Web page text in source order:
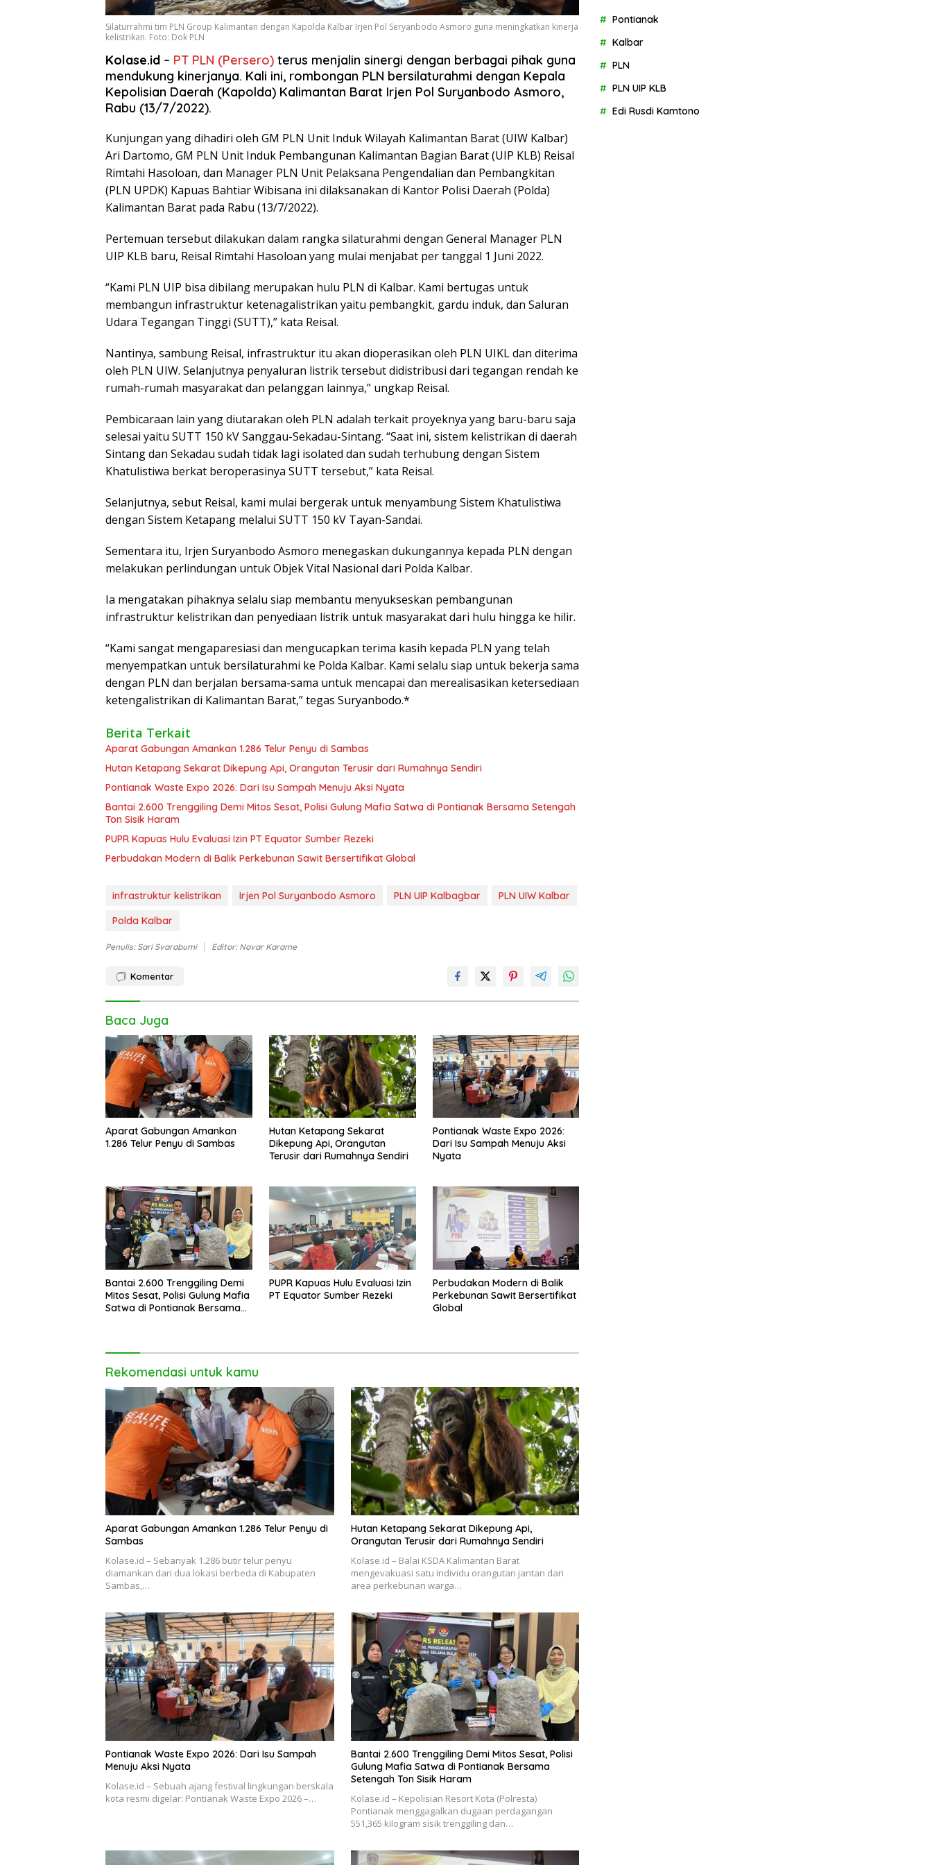
Silaturrahmi tim PLN Group Kalimantan dengan Kapolda Kalbar Irjen Pol Seryanbodo Asmoro guna meningkatkan kinerja
kelistrikan. Foto: Dok PLN
Kolase.id – PT PLN (Persero) terus menjalin sinergi dengan berbagai pihak guna
mendukung kinerjanya. Kali ini, rombongan PLN bersilaturahmi dengan Kepala
Kepolisian Daerah (Kapolda) Kalimantan Barat Irjen Pol Suryanbodo Asmoro,
Rabu (13/7/2022).
Kunjungan yang dihadiri oleh GM PLN Unit Induk Wilayah Kalimantan Barat (UIW Kalbar)
Ari Dartomo, GM PLN Unit Induk Pembangunan Kalimantan Bagian Barat (UIP KLB) Reisal
Rimtahi Hasoloan, dan Manager PLN Unit Pelaksana Pengendalian dan Pembangkitan
(PLN UPDK) Kapuas Bahtiar Wibisana ini dilaksanakan di Kantor Polisi Daerah (Polda)
Kalimantan Barat pada Rabu (13/7/2022).
Pertemuan tersebut dilakukan dalam rangka silaturahmi dengan General Manager PLN
UIP KLB baru, Reisal Rimtahi Hasoloan yang mulai menjabat per tanggal 1 Juni 2022.
“Kami PLN UIP bisa dibilang merupakan hulu PLN di Kalbar. Kami bertugas untuk
membangun infrastruktur ketenagalistrikan yaitu pembangkit, gardu induk, dan Saluran
Udara Tegangan Tinggi (SUTT),” kata Reisal.
Nantinya, sambung Reisal, infrastruktur itu akan dioperasikan oleh PLN UIKL dan diterima
oleh PLN UIW. Selanjutnya penyaluran listrik tersebut didistribusi dari tegangan rendah ke
rumah-rumah masyarakat dan pelanggan lainnya,” ungkap Reisal.
Pembicaraan lain yang diutarakan oleh PLN adalah terkait proyeknya yang baru-baru saja
selesai yaitu SUTT 150 kV Sanggau-Sekadau-Sintang. “Saat ini, sistem kelistrikan di daerah
Sintang dan Sekadau sudah tidak lagi isolated dan sudah terhubung dengan Sistem
Khatulistiwa berkat beroperasinya SUTT tersebut,” kata Reisal.
Selanjutnya, sebut Reisal, kami mulai bergerak untuk menyambung Sistem Khatulistiwa
dengan Sistem Ketapang melalui SUTT 150 kV Tayan-Sandai.
Sementara itu, Irjen Suryanbodo Asmoro menegaskan dukungannya kepada PLN dengan
melakukan perlindungan untuk Objek Vital Nasional dari Polda Kalbar.
Ia mengatakan pihaknya selalu siap membantu menyukseskan pembangunan
infrastruktur kelistrikan dan penyediaan listrik untuk masyarakat dari hulu hingga ke hilir.
“Kami sangat mengaparesiasi dan mengucapkan terima kasih kepada PLN yang telah
menyempatkan untuk bersilaturahmi ke Polda Kalbar. Kami selalu siap untuk bekerja sama
dengan PLN dan berjalan bersama-sama untuk mencapai dan merealisasikan ketersediaan
ketengalistrikan di Kalimantan Barat,” tegas Suryanbodo.*
Berita Terkait
Aparat Gabungan Amankan 1.286 Telur Penyu di Sambas
Hutan Ketapang Sekarat Dikepung Api, Orangutan Terusir dari Rumahnya Sendiri
Pontianak Waste Expo 2026: Dari Isu Sampah Menuju Aksi Nyata
Bantai 2.600 Trenggiling Demi Mitos Sesat, Polisi Gulung Mafia Satwa di Pontianak Bersama Setengah
Ton Sisik Haram
PUPR Kapuas Hulu Evaluasi Izin PT Equator Sumber Rezeki
Perbudakan Modern di Balik Perkebunan Sawit Bersertifikat Global
infrastruktur kelistrikan Irjen Pol Suryanbodo Asmoro PLN UIP Kalbagbar
PLN UIW Kalbar
Polda Kalbar
Penulis: Sari Svarabumi Editor: Novar Karame
Komentar
Baca Juga
Aparat Gabungan Amankan
1.286 Telur Penyu di Sambas
Hutan Ketapang Sekarat
Dikepung Api, Orangutan
Terusir dari Rumahnya Sendiri
Pontianak Waste Expo 2026:
Dari Isu Sampah Menuju Aksi
Nyata
Bantai 2.600 Trenggiling Demi
Mitos Sesat, Polisi Gulung Mafia
Satwa di Pontianak Bersama
PUPR Kapuas Hulu Evaluasi Izin
PT Equator Sumber Rezeki
Perbudakan Modern di Balik
Perkebunan Sawit Bersertifikat
Global
Rekomendasi untuk kamu
Aparat Gabungan Amankan 1.286 Telur Penyu di
Sambas
Kolase.id – Sebanyak 1.286 butir telur penyu
diamankan dari dua lokasi berbeda di Kabupaten
Sambas,…
Hutan Ketapang Sekarat Dikepung Api,
Orangutan Terusir dari Rumahnya Sendiri
Kolase.id – Balai KSDA Kalimantan Barat
mengevakuasi satu individu orangutan jantan dari
area perkebunan warga…
Pontianak Waste Expo 2026: Dari Isu Sampah
Menuju Aksi Nyata
Kolase.id – Sebuah ajang festival lingkungan berskala
kota resmi digelar: Pontianak Waste Expo 2026 –…
Bantai 2.600 Trenggiling Demi Mitos Sesat, Polisi
Gulung Mafia Satwa di Pontianak Bersama
Setengah Ton Sisik Haram
Kolase.id – Kepolisian Resort Kota (Polresta)
Pontianak menggagalkan dugaan perdagangan
551,365 kilogram sisik trenggiling dan…
Pontianak
Kalbar
PLN
PLN UIP KLB
Edi Rusdi Kamtono